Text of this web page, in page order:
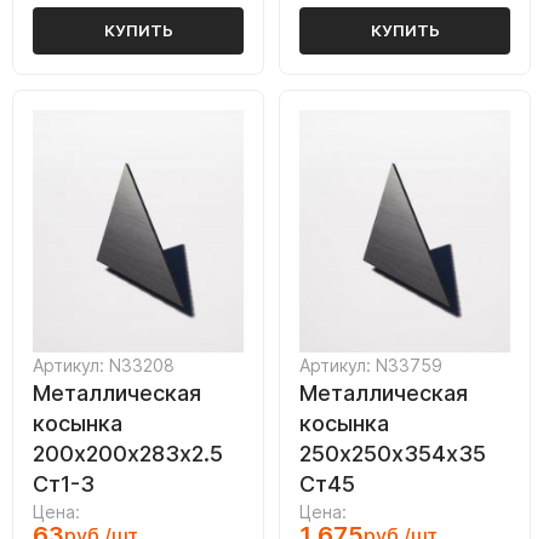
КУПИТЬ КУПИТЬ
Артикул: N33208
Металлическая
косынка
200х200х283х2.5
Ст1-3
Цена:
Артикул: N33759
Металлическая
косынка
250х250х354х35
Ст45
Цена: